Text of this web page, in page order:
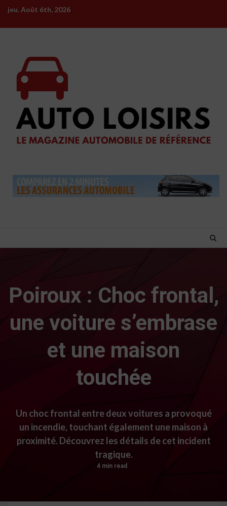
Skip
content
jeu. Août 6th, 2026
Poiroux : Choc frontal,
une voiture s’embrase
et une maison
touchée
Un choc frontal entre deux voitures a provoqué
un incendie, touchant également une maison à
proximité. Découvrez les détails de cet incident
tragique.
4 min read